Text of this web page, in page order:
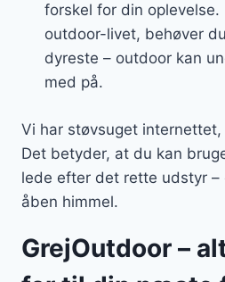
forskel for din oplevelse.
outdoor-livet, behøver
dyreste – outdoor kan
med på.
Vi har støvsuget
Det betyder, at du kan
lede efter det rette udstyr –
åben himmel.
GrejOutdoor –